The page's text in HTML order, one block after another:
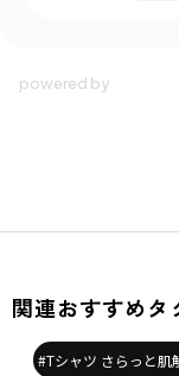
関連おすすめタ
#Tシャツ さらっと肌